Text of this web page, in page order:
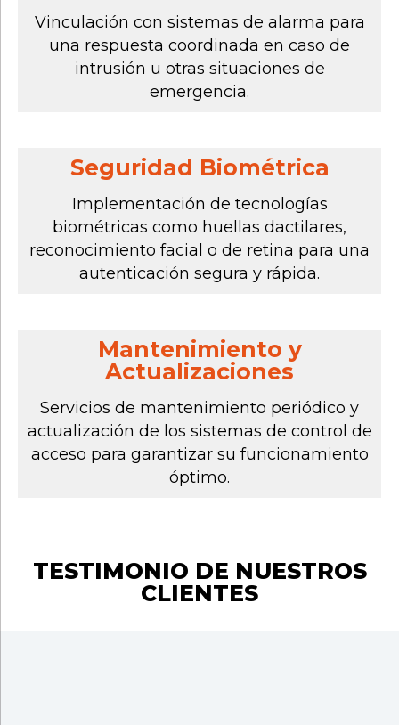
Vinculación con sistemas de alarma para
una respuesta coordinada en caso de
intrusión u otras situaciones de
emergencia.
Seguridad Biométrica
Implementación de tecnologías
biométricas como huellas dactilares,
reconocimiento facial o de retina para una
autenticación segura y rápida.
Mantenimiento y
Actualizaciones
Servicios de mantenimiento periódico y
actualización de los sistemas de control de
acceso para garantizar su funcionamiento
óptimo.
TESTIMONIO DE NUESTROS
CLIENTES